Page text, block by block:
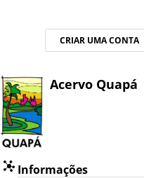
CRIAR UMA CONTA
Acervo Quapá
Informações